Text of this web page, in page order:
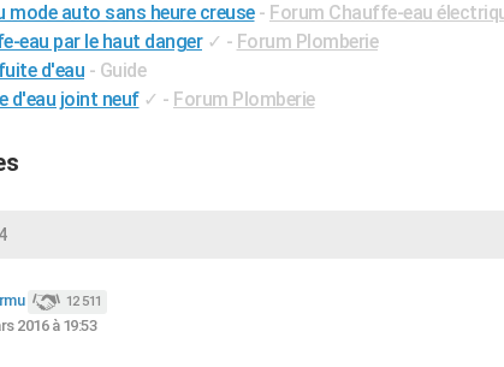
mode auto sans heure creuse - Forum Chauffe-eau
eau par le haut danger ✓ - Forum Plomberie
d'eau - Guide
d'eau joint neuf ✓ - Forum Plomberie
12 511
2016 à 19:53